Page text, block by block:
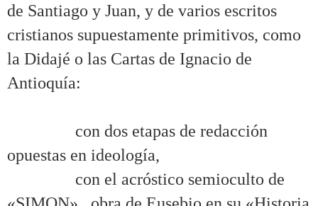
de Santiago y Juan, y de varios escritos
cristianos supuestamente primitivos, como
la Didajé o las Cartas de Ignacio de
Antioquía:
con dos etapas de redacción
opuestas en ideología,
con el acróstico semioculto de